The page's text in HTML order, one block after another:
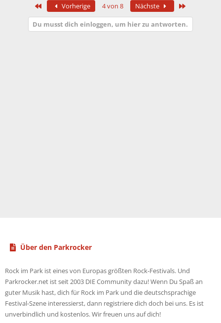
Erste Vorherige 4 von 8 Nächste
Du musst dich einloggen, um hier zu antworten.
Über den Parkrocker
Rock im Park ist eines von Europas größten Rock-Festivals. Und
Parkrocker.net ist seit 2003 DIE Community dazu! Wenn Du Spaß an
guter Musik hast, dich für Rock im Park und die deutschsprachige
Festival-Szene interessierst, dann registriere dich doch bei uns. Es ist
unverbindlich und kostenlos. Wir freuen uns auf dich!